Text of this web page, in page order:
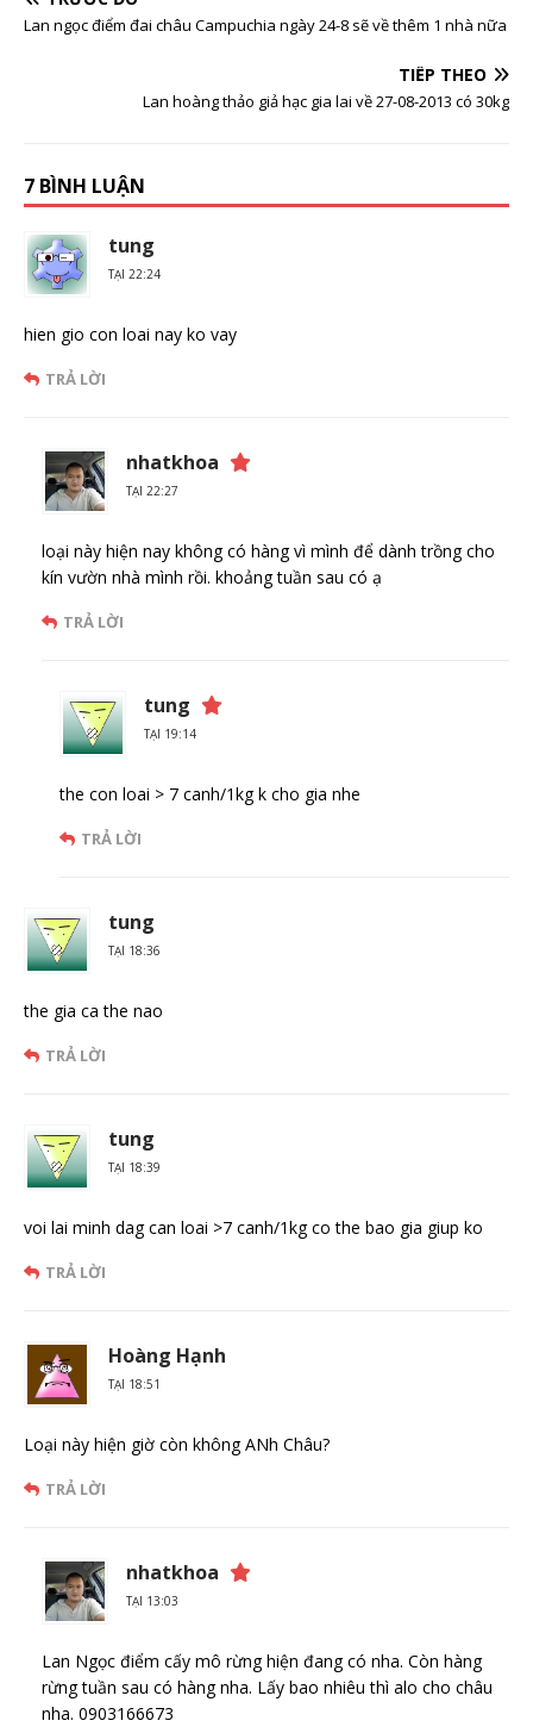
Lan ngọc điểm đai châu Campuchia ngày 24-8 sẽ về thêm 1 nhà nữa
TIẾP THEO
Lan hoàng thảo giả hạc gia lai về 27-08-2013 có 30kg
7 BÌNH LUẬN
tung
TẠI 22:24
hien gio con loai nay ko vay
TRẢ LỜI
nhatkhoa
TẠI 22:27
loại này hiện nay không có hàng vì mình để dành trồng cho
kín vườn nhà mình rồi. khoảng tuần sau có ạ
TRẢ LỜI
tung
TẠI 19:14
the con loai > 7 canh/1kg k cho gia nhe
TRẢ LỜI
tung
TẠI 18:36
the gia ca the nao
TRẢ LỜI
tung
TẠI 18:39
voi lai minh dag can loai >7 canh/1kg co the bao gia giup ko
TRẢ LỜI
Hoàng Hạnh
TẠI 18:51
Loại này hiện giờ còn không ANh Châu?
TRẢ LỜI
nhatkhoa
TẠI 13:03
Lan Ngọc điểm cấy mô rừng hiện đang có nha. Còn hàng
rừng tuần sau có hàng nha. Lấy bao nhiêu thì alo cho châu
nha. 0903166673